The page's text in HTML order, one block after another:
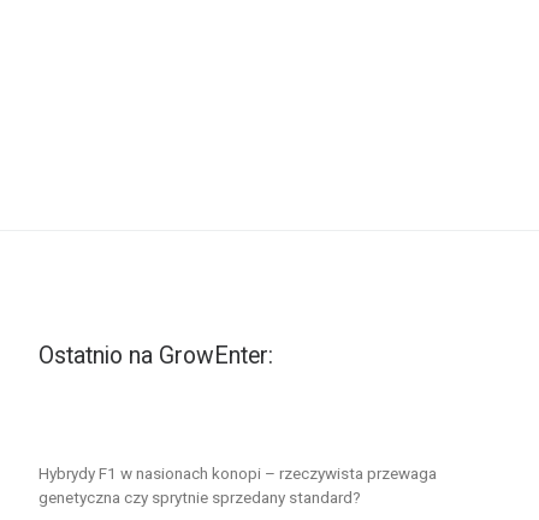
Ostatnio na GrowEnter:
Hybrydy F1 w nasionach konopi – rzeczywista przewaga
genetyczna czy sprytnie sprzedany standard?